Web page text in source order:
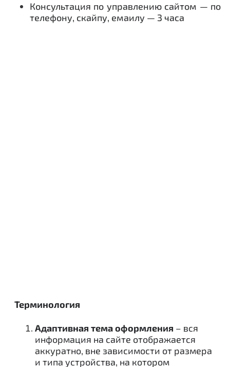
Консультация по управлению сайтом — по
телефону, скайпу, емаилу — 3 часа
Терминология
Адаптивная тема оформления – вся
информация на сайте отображается
аккуратно, вне зависимости от размера
и типа устройства, на котором